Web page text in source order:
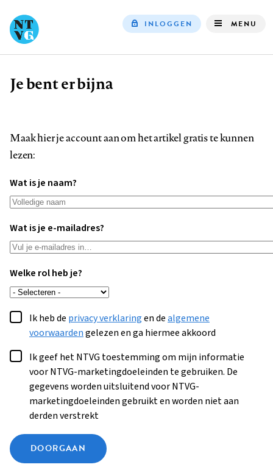
INLOGGEN MENU
Kruimelpad
Je bent er bijna
Maak hier je account aan om het artikel gratis te kunnen
lezen:
Wat is je naam?
Wat is je e-mailadres?
Welke rol heb je?
Ik heb de privacy verklaringen dealgemene
voorwaardengelezen en ga hiermee akkoord
Ik geef het NTVG toestemming om mijn informatie
voor NTVG-marketingdoeleinden te gebruiken. De
gegevens worden uitsluitend voor NTVG-
marketingdoeleinden gebruikt en worden niet aan
derden verstrekt
DOORGAAN